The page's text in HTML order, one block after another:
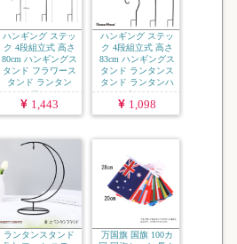
ハンギング ステッ
ク 4段組立式 高さ
80cm ハンギングス
タンド フラワース
タンド ランタン
ス...
1,443
ハンギング ステッ
ク 4段組立式 高さ
83cm ハンギングス
タンド ランタンス
タンド ランタンハ
ン...
1,098
ランタンスタンド
万国旗 国旗 100カ